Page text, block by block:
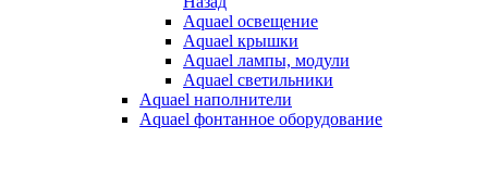
Aquael освещение
Aquael крышки
Aquael лампы, модули
Aquael светильники
Aquael наполнители
Aquael фонтанное оборудование